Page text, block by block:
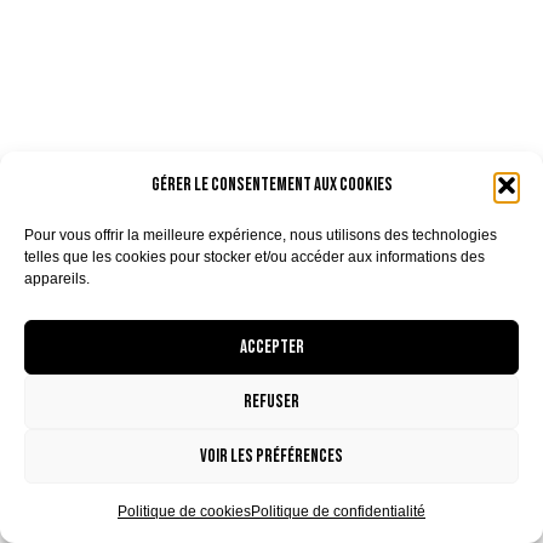
Gérer le consentement aux cookies
Pour vous offrir la meilleure expérience, nous utilisons des technologies
telles que les cookies pour stocker et/ou accéder aux informations des
appareils.
Accepter
Refuser
Voir les préférences
Politique de cookiesPolitique de confidentialité